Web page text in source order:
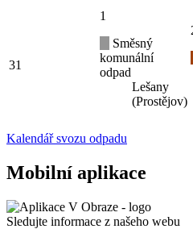
31
1
Směsný
komunální
odpad
Lešany
(Prostějov)
Kalendář svozu odpadu
Mobilní aplikace
Sledujte informace z našeho webu